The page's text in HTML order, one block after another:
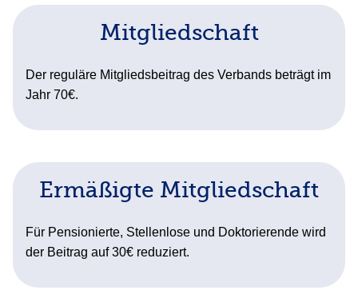
Mitgliedschaft
Der reguläre Mitgliedsbeitrag des Verbands beträgt im
Jahr 70€.
Ermäßigte Mitgliedschaft
Für Pensionierte, Stellenlose und Doktorierende wird
der Beitrag auf 30€ reduziert.